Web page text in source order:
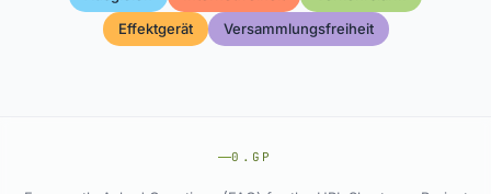
Effektgerät
Versammlungsfreiheit
0.GP